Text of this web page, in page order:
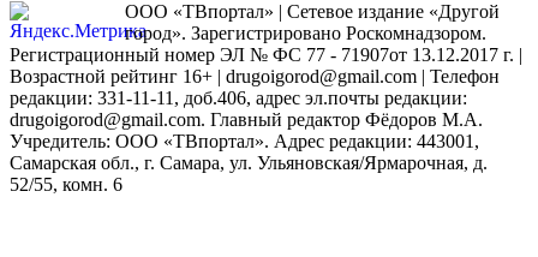
ООО «ТВпортал» | Сетевое издание «Другой
город». Зарегистрировано Роскомнадзором.
Регистрационный номер ЭЛ № ФС 77 - 71907от 13.12.2017 г. |
Возрастной рейтинг 16+ | drugoigorod@gmail.com | Телефон
редакции: 331-11-11, доб.406, адрес эл.почты редакции:
drugoigorod@gmail.com. Главный редактор Фёдоров М.А.
Учредитель: ООО «ТВпортал». Адрес редакции: 443001,
Самарская обл., г. Самара, ул. Ульяновская/Ярмарочная, д.
52/55, комн. 6